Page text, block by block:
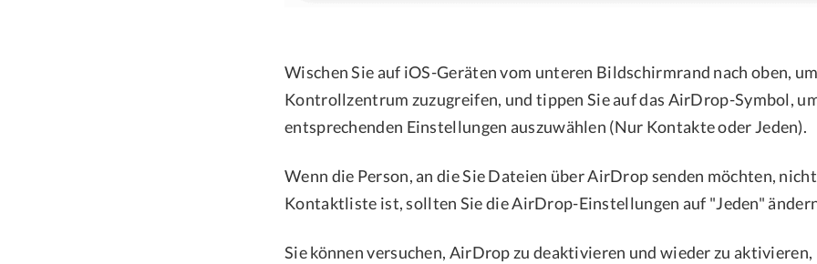
Wischen Sie auf iOS-Geräten vom unteren Bildschirmrand nach oben,
Kontrollzentrum zuzugreifen, und tippen Sie auf das AirDrop-Symbol,
entsprechenden Einstellungen auszuwählen (Nur Kontakte oder Jeden).
Wenn die Person, an die Sie Dateien über AirDrop senden möchten,
Kontaktliste ist, sollten Sie die AirDrop-Einstellungen auf "Jeden"
Sie können versuchen, AirDrop zu deaktivieren und wieder zu aktivieren,